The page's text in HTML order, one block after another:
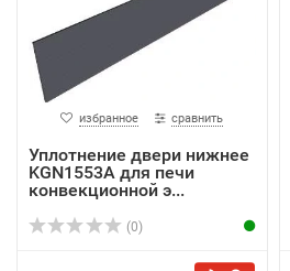
избранное сравнить
Уплотнение двери нижнее
KGN1553A для печи
конвекционной э...
(0)